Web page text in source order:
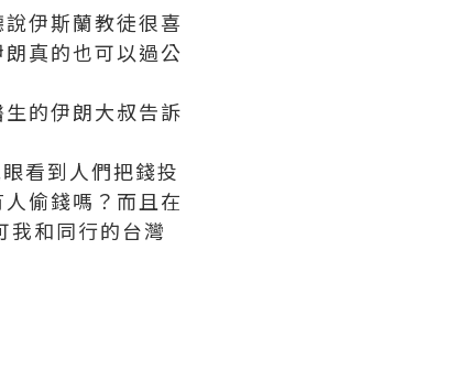
伊斯蘭教徒很喜
真的也可以過公
的伊朗大叔告訴
看到人們把錢投
偷錢嗎？而且在
我和同行的台灣